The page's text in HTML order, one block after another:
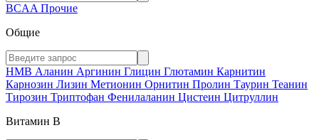
BCAA Прочие
Общие
HMB Аланин Аргинин Глицин Глютамин Карнитин
Карнозин Лизин Метионин Орнитин Пролин Таурин Теанин
Тирозин Триптофан Фенилаланин Цистеин Цитруллин
Витамин В